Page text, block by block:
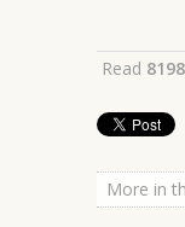
Read 8198
More in